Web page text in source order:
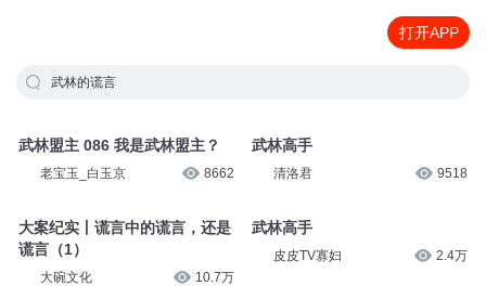
打开APP
武林的谎言
武林盟主 086 我是武林盟主？
老宝玉_白玉京 8662
大案纪实丨谎言中的谎言，还是
谎言（1）
大碗文化 10.7万
武林高手
清洛君 9518
武林高手
皮皮TV寡妇 2.4万